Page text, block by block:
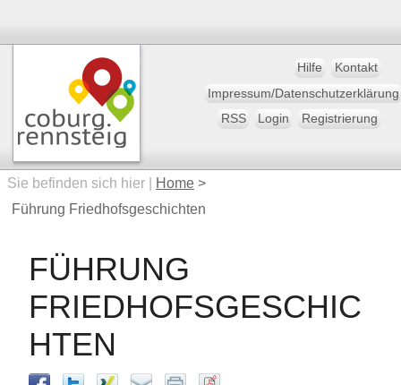
Hilfe
Kontakt
Impressum/Datenschutzerklärung
RSS
Login Registrierung
Sie befinden sich hier | Home >
Führung Friedhofsgeschichten
FÜHRUNG
FRIEDHOFSGESCHIC
HTEN